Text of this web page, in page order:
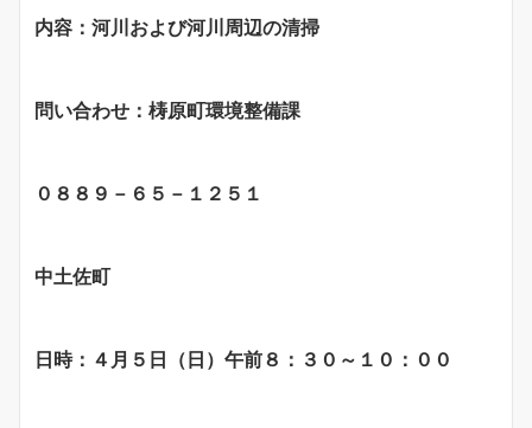
内容：河川および河川周辺の清掃
問い合わせ：梼原町環境整備課
０８８９－６５－１２５１
中土佐町
日時：４月５日（日）午前８：３０～１０：００